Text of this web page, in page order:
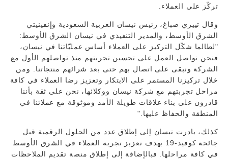
تركّز على العملاء.
وقال تييري صباغ، رئيس نيسان العربية السعودية وإنفينيتي
الشرق الأوسط، والمدير التنفيذي في نيسان الشرق الأوسط:
"لطالما شكّل التركيز على العملاء أساس عمليّاتنا في نيسان،
فنحن نواصل العمل على تحسين تجربتهم منذ تواصلهم الأول مع
الشركة ونبقى على اتصال بهم حتى بعد شرائهم منتجاتنا. ومن
خلال تركيزنا المستمر على الابتكار وتعزيز رضا العملاء في كافة
مراحل تجربتهم مع شركة نيسان ووكلائها، نحن على ثقة بأننا
قادرون على بناء علاقات طويلة الأمد وموثوقة مع عملائنا في
المنطقة والحفاظ عليها."
كذلك، بادرت نيسان إلى إطلاق عدد من الحلول الرقمية قبل
جائحة كوفيد-19 بهدف تعزيز تجربة العملاء في الشرق الأوسط
في كافة مراحلها. فبالإضافة إلى إطلاق منصة تقديم الملاحظات